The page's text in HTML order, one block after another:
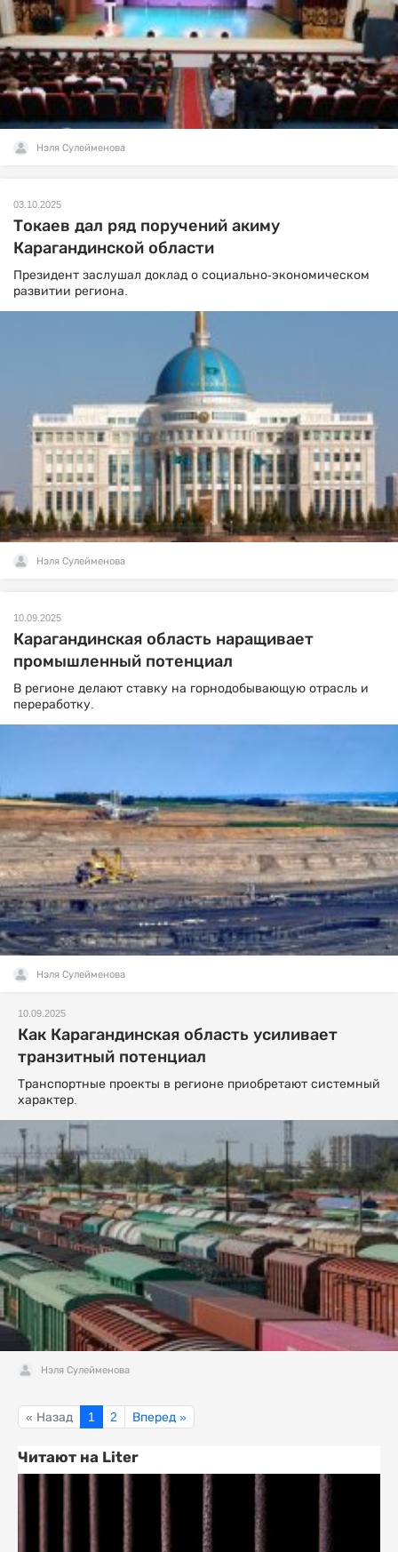
Нэля Сулейменова
03.10.2025
Токаев дал ряд поручений акиму
Карагандинской области
Президент заслушал доклад о социально-экономическом
развитии региона.
Нэля Сулейменова
10.09.2025
Карагандинская область наращивает
промышленный потенциал
В регионе делают ставку на горнодобывающую отрасль и
переработку.
Нэля Сулейменова
10.09.2025
Как Карагандинская область усиливает
транзитный потенциал
Транспортные проекты в регионе приобретают системный
характер.
Нэля Сулейменова
« Назад 1 2 Вперед »
Читают на Liter